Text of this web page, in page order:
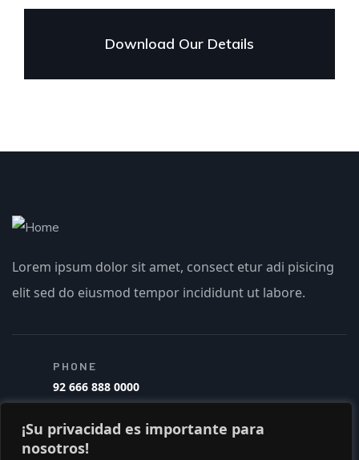
¡Su privacidad es importante para
nosotros!
Download Our Details
Lorem ipsum dolor sit amet, consect etur adi pisicing
elit sed do eiusmod tempor incididunt ut labore.
PHONE
92 666 888 0000
Explore